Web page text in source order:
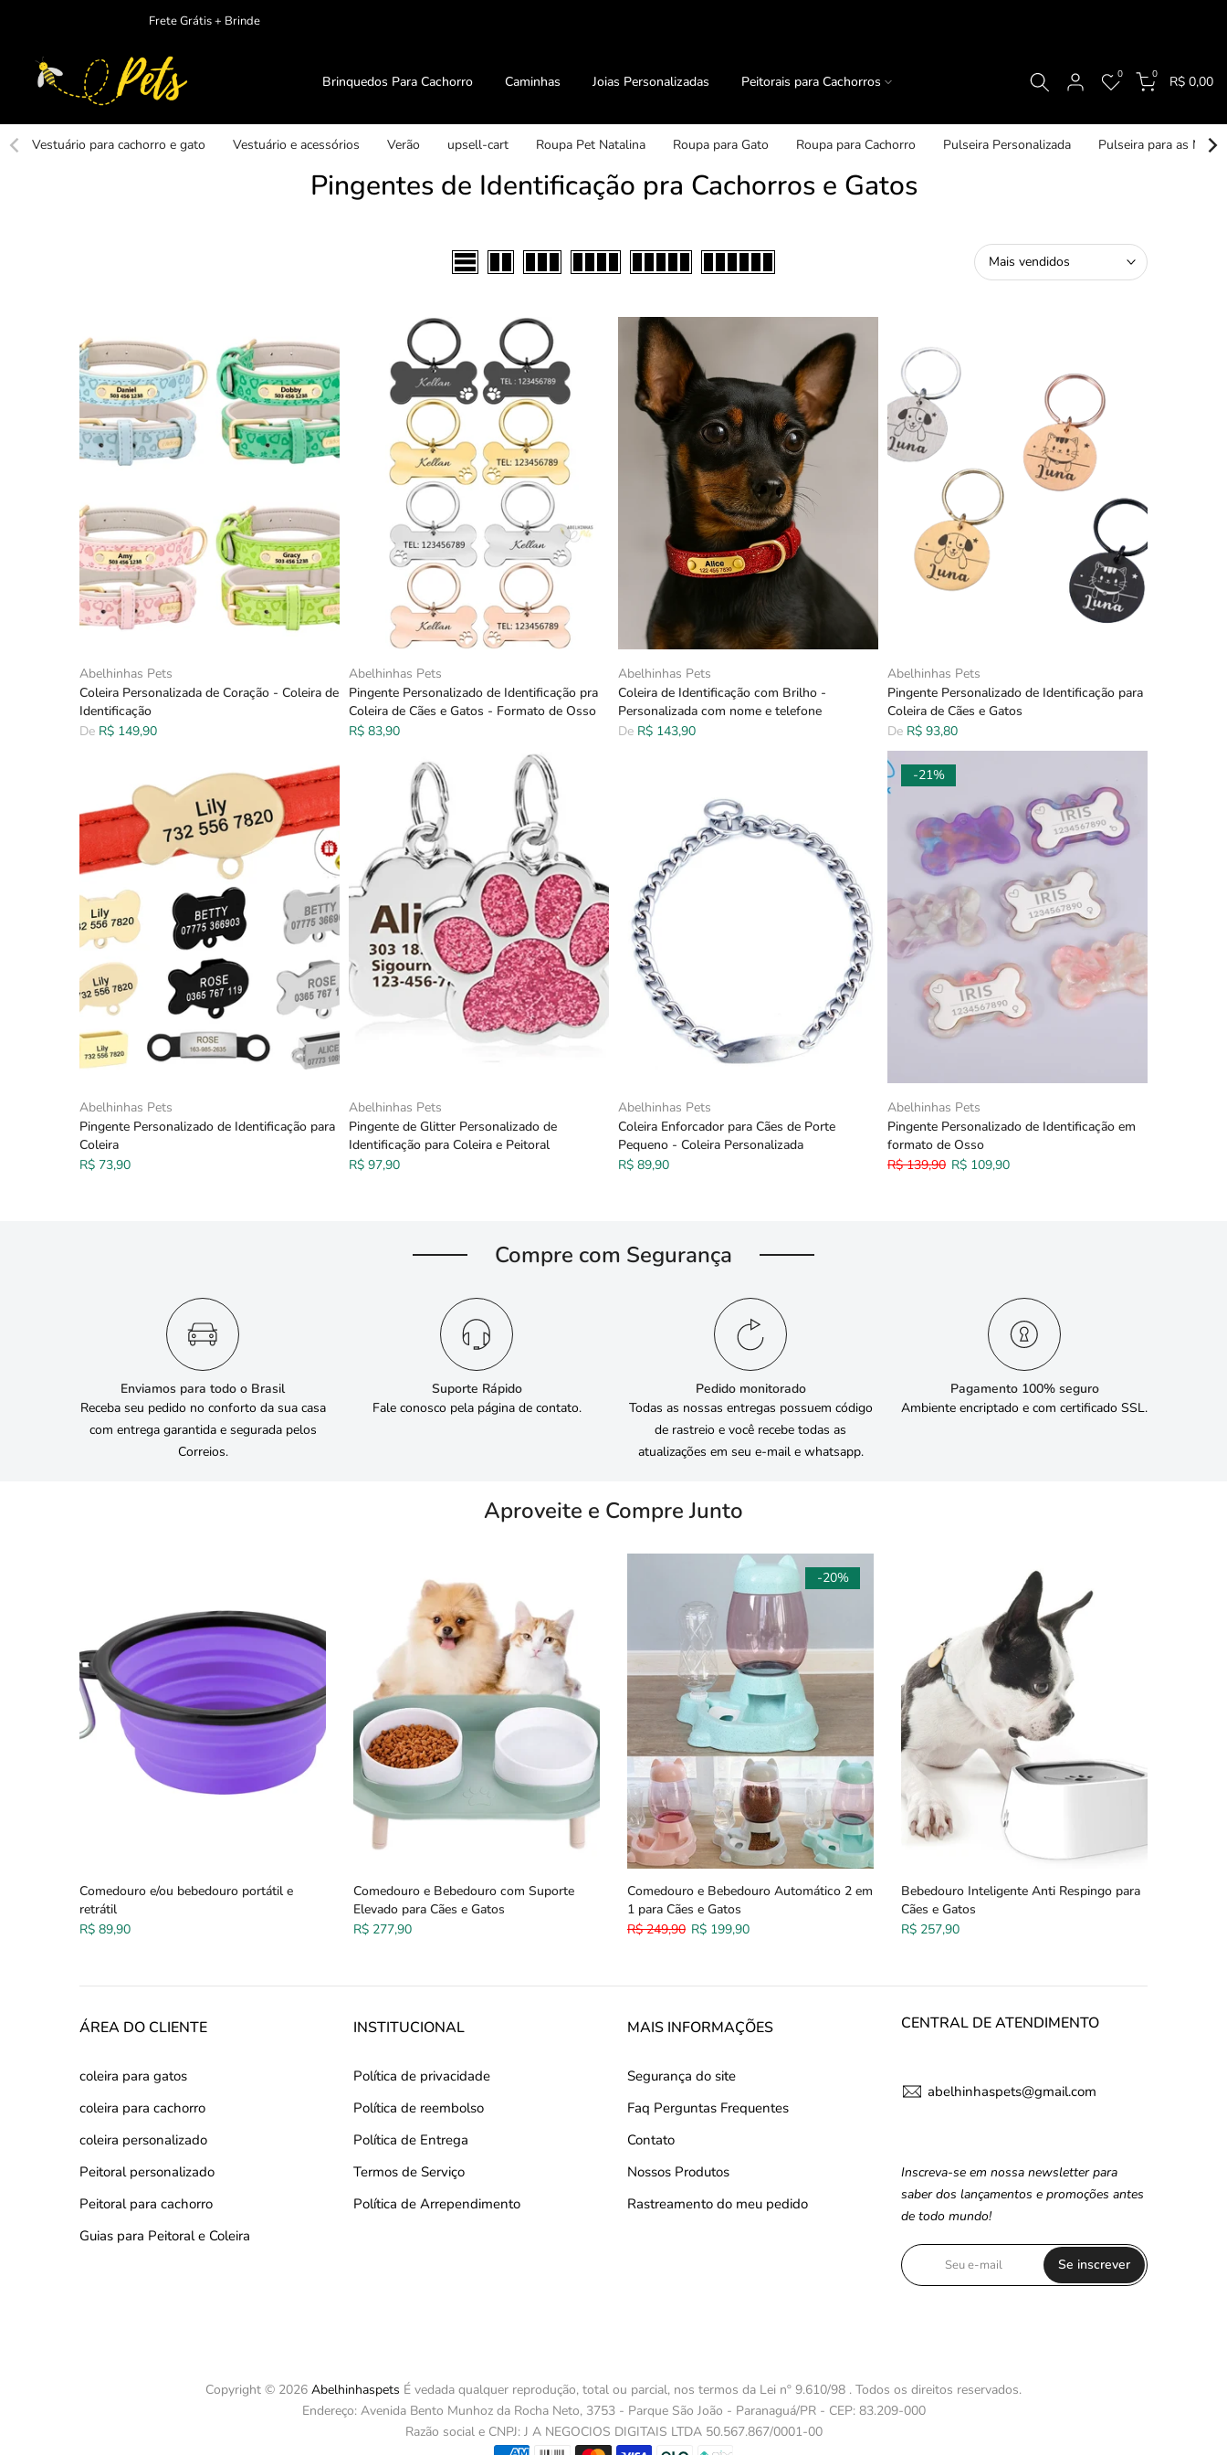
conteudo
Frete Grátis + Brinde
Brinquedos Para Cachorro Caminhas Joias Personalizadas Peitorais para Cachorros 0 0 R$ 0,00
Vestuário para cachorro e gato Vestuário e acessórios Verão upsell-cart Roupa Pet Natalina Roupa para Gato Roupa para Cachorro Pulseira Personalizada Pulseira para as
Pingentes de Identificação pra Cachorros e Gatos
Mais vendidos
Abelhinhas Pets
Coleira Personalizada de Coração - Coleira de
Identificação
De R$ 149,90
Abelhinhas Pets
Pingente Personalizado de Identificação pra
Coleira de Cães e Gatos - Formato de Osso
R$ 83,90
Abelhinhas Pets
Coleira de Identificação com Brilho -
Personalizada com nome e telefone
De R$ 143,90
Abelhinhas Pets
Pingente Personalizado de Identificação para
Coleira de Cães e Gatos
De R$ 93,80
Abelhinhas Pets
Pingente Personalizado de Identificação para
Coleira
R$ 73,90
Abelhinhas Pets
Pingente de Glitter Personalizado de
Identificação para Coleira e Peitoral
R$ 97,90
Abelhinhas Pets
Coleira Enforcador para Cães de Porte
Pequeno - Coleira Personalizada
R$ 89,90
-21%
Abelhinhas Pets
Pingente Personalizado de Identificação em
formato de Osso
R$ 139,90 R$ 109,90
Compre com Segurança
Enviamos para todo o Brasil
Receba seu pedido no conforto da sua casa
com entrega garantida e segurada pelos
Correios.
Suporte Rápido
Fale conosco pela página de contato.
Pedido monitorado
Todas as nossas entregas possuem código
de rastreio e você recebe todas as
atualizações em seu e-mail e whatsapp.
Pagamento 100% seguro
Ambiente encriptado e com certificado SSL.
Aproveite e Compre Junto
Comedouro e/ou bebedouro portátil e
retrátil
R$ 89,90
Comedouro e Bebedouro com Suporte
Elevado para Cães e Gatos
R$ 277,90
-20%
Comedouro e Bebedouro Automático 2 em
1 para Cães e Gatos
R$ 249,90 R$ 199,90
Bebedouro Inteligente Anti Respingo para
Cães e Gatos
R$ 257,90
ÁREA DO CLIENTE
coleira para gatos
coleira para cachorro
coleira personalizado
Peitoral personalizado
Peitoral para cachorro
Guias para Peitoral e Coleira
INSTITUCIONAL
Política de privacidade
Política de reembolso
Política de Entrega
Termos de Serviço
Política de Arrependimento
MAIS INFORMAÇÕES
Segurança do site
Faq Perguntas Frequentes
Contato
Nossos Produtos
Rastreamento do meu pedido
CENTRAL DE ATENDIMENTO
abelhinhaspets@gmail.com
Inscreva-se em nossa newsletter para
saber dos lançamentos e promoções antes
de todo mundo!
Se inscrever
Copyright © 2026 Abelhinhaspets É vedada qualquer reprodução, total ou parcial, nos termos da Lei nº 9.610/98 . Todos os direitos reservados.
Endereço: Avenida Bento Munhoz da Rocha Neto, 3753 - Parque São João - Paranaguá/PR - CEP: 83.209-000
Razão social e CNPJ: J A NEGOCIOS DIGITAIS LTDA 50.567.867/0001-00